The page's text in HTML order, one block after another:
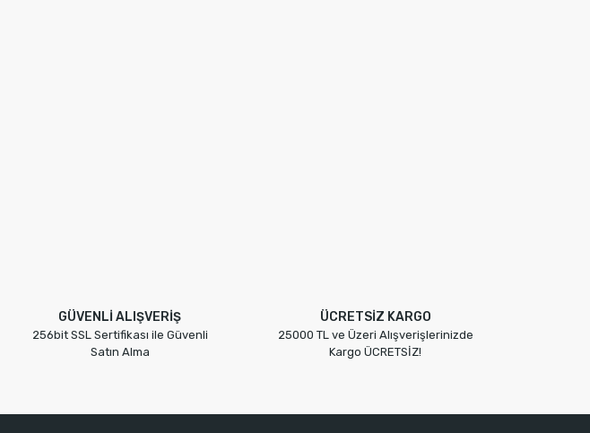
GÜVENLİ ALIŞVERİŞ
256bit SSL Sertifikası ile Güvenli
Satın Alma
ÜCRETSİZ KARGO
25000 TL ve Üzeri Alışverişlerinizde
Kargo ÜCRETSİZ!